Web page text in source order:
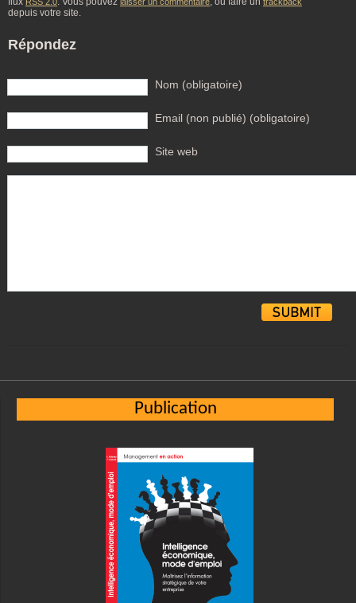
depuis votre site.
Répondez
Nom (obligatoire)
Email (non publié) (obligatoire)
Site web
Publication